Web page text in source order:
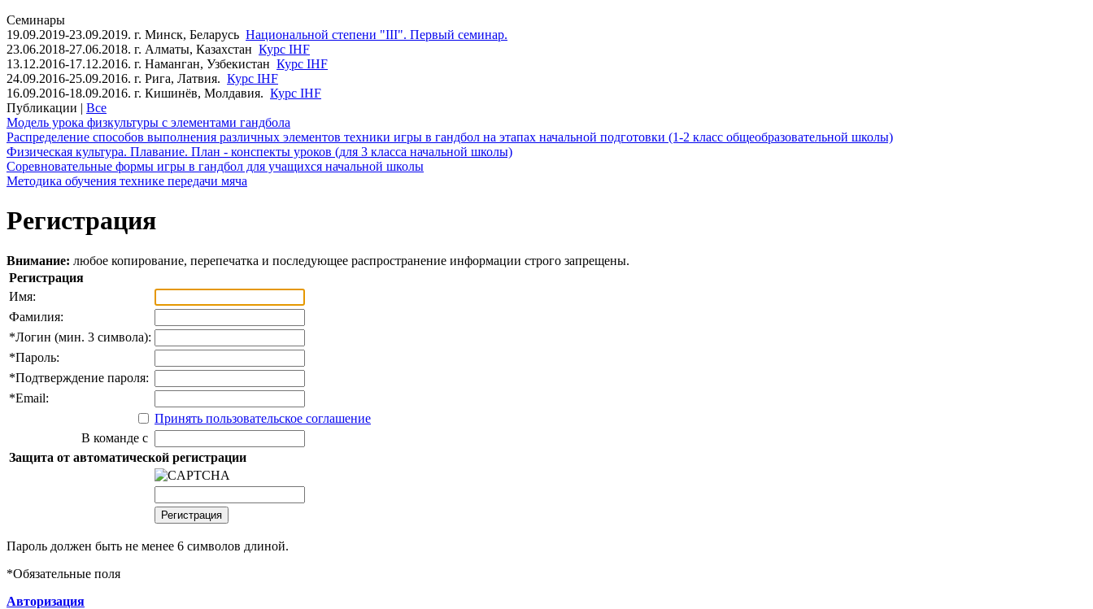
Семинары
19.09.2019-23.09.2019. г. Минск, Беларусь Национальной степени "III". Первый семинар.
23.06.2018-27.06.2018. г. Алматы, Казахстан Курс IHF
13.12.2016-17.12.2016. г. Наманган, Узбекистан Курс IHF
24.09.2016-25.09.2016. г. Рига, Латвия. Курс IHF
16.09.2016-18.09.2016. г. Кишинёв, Молдавия. Курс IHF
Публикации | Все
Модель урока физкультуры с элементами гандбола
Распределение способов выполнения различных элементов техники игры в гандбол на этапах начальной подготовки (1-2 класс общеобразовательной школы)
Физическая культура. Плавание. План - конспекты уроков (для 3 класса начальной школы)
Соревновательные формы игры в гандбол для учащихся начальной школы
Методика обучения технике передачи мяча
Регистрация
Внимание: любое копирование, перепечатка и последующее распространение информации строго запрещены.
Регистрация
Имя:
Фамилия:
*Логин (мин. 3 символа):
*Пароль:
*Подтверждение пароля:
*Email:
Принять пользовательское соглашение
В команде с
Защита от автоматической регистрации
Пароль должен быть не менее 6 символов длиной.
*Обязательные поля
Авторизация